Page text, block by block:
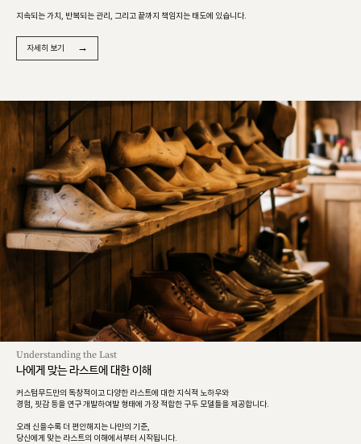
지속되는 가치, 반복되는 관리, 그리고 끝까지 책임지는 태도에 있습니다.
자세히 보기 →
Understanding the Last
나에게 맞는 라스트에 대한 이해
커스텀무드만의 독창적이고 다양한 라스트에 대한 지식적 노하우와
경험, 핏감 등을 연구 개발하여발 형태에 가장 적합한 구두 모델들을 제공합니다.
오래 신을수록 더 편안해지는 나만의 기준,
당신에게 맞는 라스트의 이해에서부터 시작됩니다.